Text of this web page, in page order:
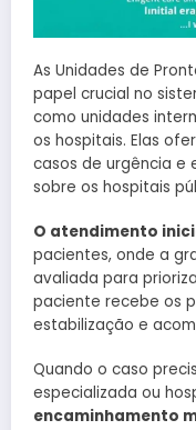
As Unidades de
papel crucial no
como unidades
os hospitais. Elas
casos de urgência e
sobre os hospitais
O atendimento
pacientes, onde a
avaliada para
paciente recebe os
estabilização e
Quando o caso
especializada ou
encaminhamento